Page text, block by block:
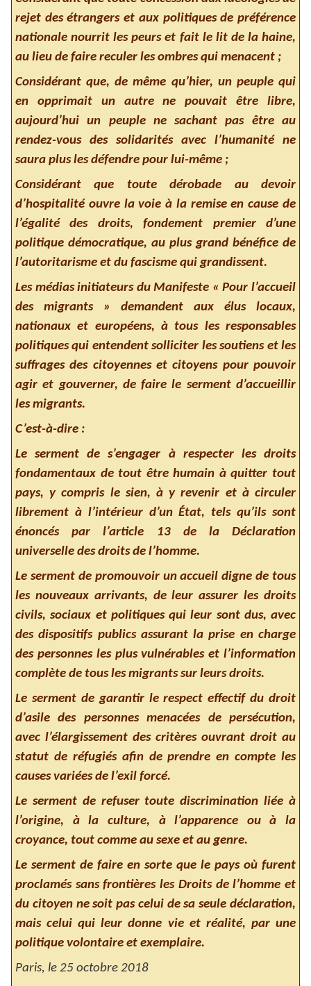
rejet des étrangers et aux politiques de préférence
nationale nourrit les peurs et fait le lit de la haine,
au lieu de faire reculer les ombres qui menacent ;
Considérant que, de même qu’hier, un peuple qui
en opprimait un autre ne pouvait être libre,
aujourd’hui un peuple ne sachant pas être au
rendez-vous des solidarités avec l’humanité ne
saura plus les défendre pour lui-même ;
Considérant que toute dérobade au devoir
d’hospitalité ouvre la voie à la remise en cause de
l’égalité des droits, fondement premier d’une
politique démocratique, au plus grand bénéfice de
l’autoritarisme et du fascisme qui grandissent.
Les médias initiateurs du Manifeste « Pour l’accueil
des migrants » demandent aux élus locaux,
nationaux et européens, à tous les responsables
politiques qui entendent solliciter les soutiens et les
suffrages des citoyennes et citoyens pour pouvoir
agir et gouverner, de faire le serment d’accueillir
les migrants.
C’est-à-dire :
Le serment de s’engager à respecter les droits
fondamentaux de tout être humain à quitter tout
pays, y compris le sien, à y revenir et à circuler
librement à l’intérieur d’un État, tels qu’ils sont
énoncés par l’article 13 de la Déclaration
universelle des droits de l’homme.
Le serment de promouvoir un accueil digne de tous
les nouveaux arrivants, de leur assurer les droits
civils, sociaux et politiques qui leur sont dus, avec
des dispositifs publics assurant la prise en charge
des personnes les plus vulnérables et l’information
complète de tous les migrants sur leurs droits.
Le serment de garantir le respect effectif du droit
d’asile des personnes menacées de persécution,
avec l’élargissement des critères ouvrant droit au
statut de réfugiés afin de prendre en compte les
causes variées de l’exil forcé.
Le serment de refuser toute discrimination liée à
l’origine, à la culture, à l’apparence ou à la
croyance, tout comme au sexe et au genre.
Le serment de faire en sorte que le pays où furent
proclamés sans frontières les Droits de l’homme et
du citoyen ne soit pas celui de sa seule déclaration,
mais celui qui leur donne vie et réalité, par une
politique volontaire et exemplaire.
Paris, le 25 octobre 2018